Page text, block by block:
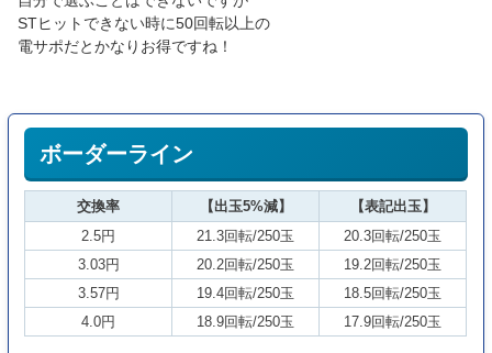
STヒットできない時に50回転以上の
電サポだとかなりお得ですね！
ボーダーライン
交換率 【出玉5%減】
【表記出玉】
2.5円
21.3回転/250玉
20.3回転/250玉
3.03円
20.2回転/250玉
19.2回転/250玉
3.57円
19.4回転/250玉
18.5回転/250玉
4.0円
18.9回転/250玉 17.9回転/250玉